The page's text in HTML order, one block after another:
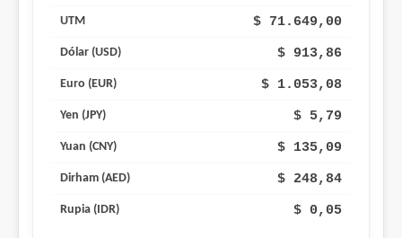
UTM $ 71.649,00
Dólar (USD) $ 913,86
Euro (EUR) $ 1.053,08
Yen (JPY) $ 5,79
Yuan (CNY) $ 135,09
Dirham (AED) $ 248,84
Rupia (IDR) $ 0,05